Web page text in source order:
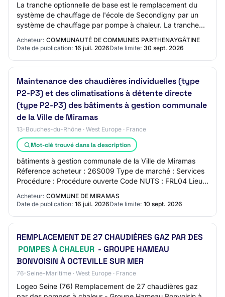
La tranche optionnelle de base est le remplacement du
système de chauffage de l'école de Secondigny par un
système de chauffage par pompe à chaleur. La tranche
optionnelle variante est le remplacemen…
Acheteur: COMMUNAUTÉ DE COMMUNES PARTHENAYGÂTINE
Date de publication: 16 juil. 2026Date limite: 30 sept. 2026
Maintenance des chaudières individuelles (type
P2-P3) et des climatisations à détente directe
(type P2-P3) des bâtiments à gestion communale
de la Ville de Miramas
13-Bouches-du-Rhône · West Europe · France
Mot-clé trouvé dans la description
bâtiments à gestion communale de la Ville de Miramas
Réference acheteur : 26S009 Type de marché : Services
Procédure : Procédure ouverte Code NUTS : FRL04 Lieu
Acheteur: COMMUNE DE MIRAMAS
Date de publication: 16 juil. 2026Date limite: 10 sept. 2026
REMPLACEMENT DE 27 CHAUDIÈRES GAZ PAR DES
POMPES À CHALEUR - GROUPE HAMEAU
BONVOISIN À OCTEVILLE SUR MER
76-Seine-Maritime · West Europe · France
Logeo Seine (76) Remplacement de 27 chaudières gaz